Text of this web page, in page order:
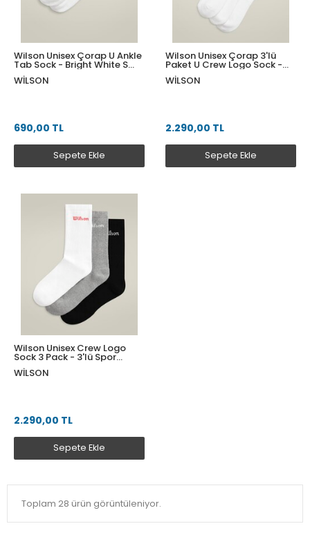
Wilson Unisex Çorap U Ankle
Tab Sock - Bright White S
WU00062411WTAS
WILSON
690,00 TL
Sepete Ekle
Wilson Unisex Çorap 3'lü
Paket U Crew Logo Sock -
White M WU00084511WTAM
WILSON
2.290,00 TL
Sepete Ekle
Wilson Unisex Crew Logo
Sock 3 Pack - 3'lü Spor
Çorap Paketi L
WU00084511ZAAL
WILSON
2.290,00 TL
Sepete Ekle
Toplam 28 ürün görüntüleniyor.